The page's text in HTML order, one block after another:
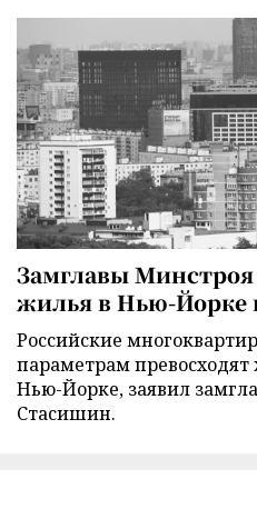
Замглавы Минстроя
жилья в Нью-Йорке
Российские
параметрам превосходят
Нью-Йорке, заявил
Стасишин.